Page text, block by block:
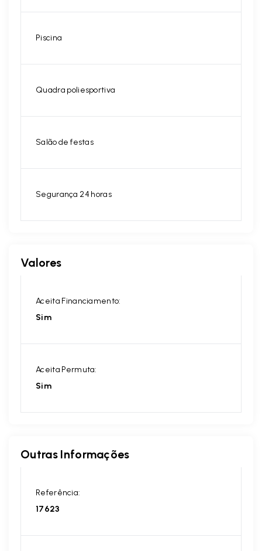
Piscina
Quadra poliesportiva
Salão de festas
Segurança 24 horas
Valores
Aceita Financiamento:
Sim
Aceita Permuta:
Sim
Outras Informações
Referência:
17623